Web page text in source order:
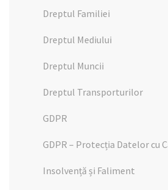
Dreptul Familiei
Dreptul Mediului
Dreptul Muncii
Dreptul Transporturilor
GDPR
GDPR – Protecția Datelor cu
Insolvență și Faliment